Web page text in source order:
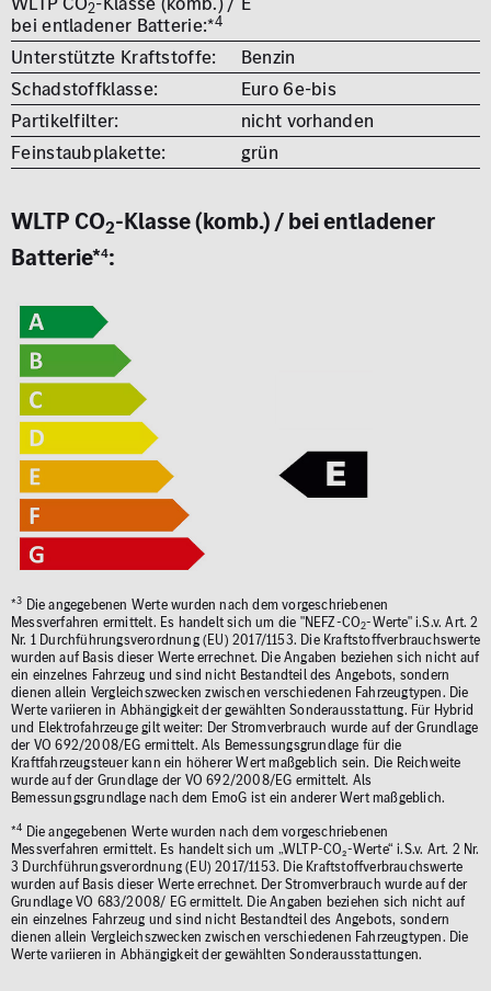
2
bei entladener Batterie:*4
Unterstützte Kraftstoffe:
Benzin
Schadstoffklasse:
Euro 6e-bis
Partikelfilter:
nicht vorhanden
Feinstaubplakette:
grün
WLTP CO2-Klasse (komb.) / bei entladener
Batterie*4:
*3 Die angegebenen Werte wurden nach dem vorgeschriebenen
Messverfahren ermittelt. Es handelt sich um die "NEFZ-CO2-Werte" i.S.v. Art. 2
Nr. 1 Durchführungsverordnung (EU) 2017/1153. Die Kraftstoffverbrauchswerte
wurden auf Basis dieser Werte errechnet. Die Angaben beziehen sich nicht auf
ein einzelnes Fahrzeug und sind nicht Bestandteil des Angebots, sondern
dienen allein Vergleichszwecken zwischen verschiedenen Fahrzeugtypen. Die
Werte variieren in Abhängigkeit der gewählten Sonderausstattung. Für Hybrid
und Elektrofahrzeuge gilt weiter: Der Stromverbrauch wurde auf der Grundlage
der VO 692/2008/EG ermittelt. Als Bemessungsgrundlage für die
Kraftfahrzeugsteuer kann ein höherer Wert maßgeblich sein. Die Reichweite
wurde auf der Grundlage der VO 692/2008/EG ermittelt. Als
Bemessungsgrundlage nach dem EmoG ist ein anderer Wert maßgeblich.
*4 Die angegebenen Werte wurden nach dem vorgeschriebenen
Messverfahren ermittelt. Es handelt sich um „WLTP-CO₂-Werte“ i.S.v. Art. 2 Nr.
3 Durchführungsverordnung (EU) 2017/1153. Die Kraftstoffverbrauchswerte
wurden auf Basis dieser Werte errechnet. Der Stromverbrauch wurde auf der
Grundlage VO 683/2008/ EG ermittelt. Die Angaben beziehen sich nicht auf
ein einzelnes Fahrzeug und sind nicht Bestandteil des Angebots, sondern
dienen allein Vergleichszwecken zwischen verschiedenen Fahrzeugtypen. Die
Werte variieren in Abhängigkeit der gewählten Sonderausstattungen.